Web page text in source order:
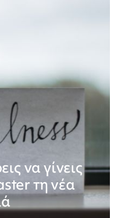
να γίνεις
τη νέα